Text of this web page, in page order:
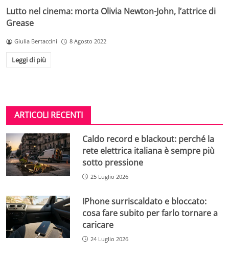
Lutto nel cinema: morta Olivia Newton-John, l’attrice di
Grease
Giulia Bertaccini 8 Agosto 2022
Leggi di più
ARTICOLI RECENTI
Caldo record e blackout: perché la
rete elettrica italiana è sempre più
sotto pressione
25 Luglio 2026
IPhone surriscaldato e bloccato:
cosa fare subito per farlo tornare a
caricare
24 Luglio 2026